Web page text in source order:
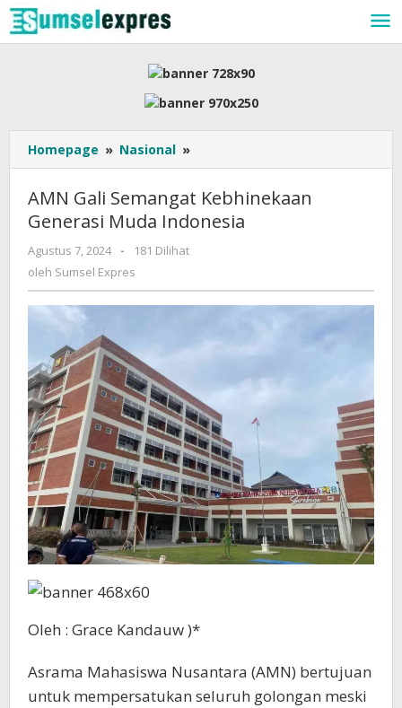
Lewati
ke
konten
Homepage » Nasional »
Gali
Kebhinekaan
Generasi
AMN Gali Semangat Kebhinekaan
Generasi Muda Indonesia
Agustus 7, 2024
oleh
-
181 Dilihat
oleh Sumsel Expres
Oleh : Grace Kandauw )*
Asrama Mahasiswa Nusantara (AMN) bertujuan
untuk mempersatukan seluruh golongan meski